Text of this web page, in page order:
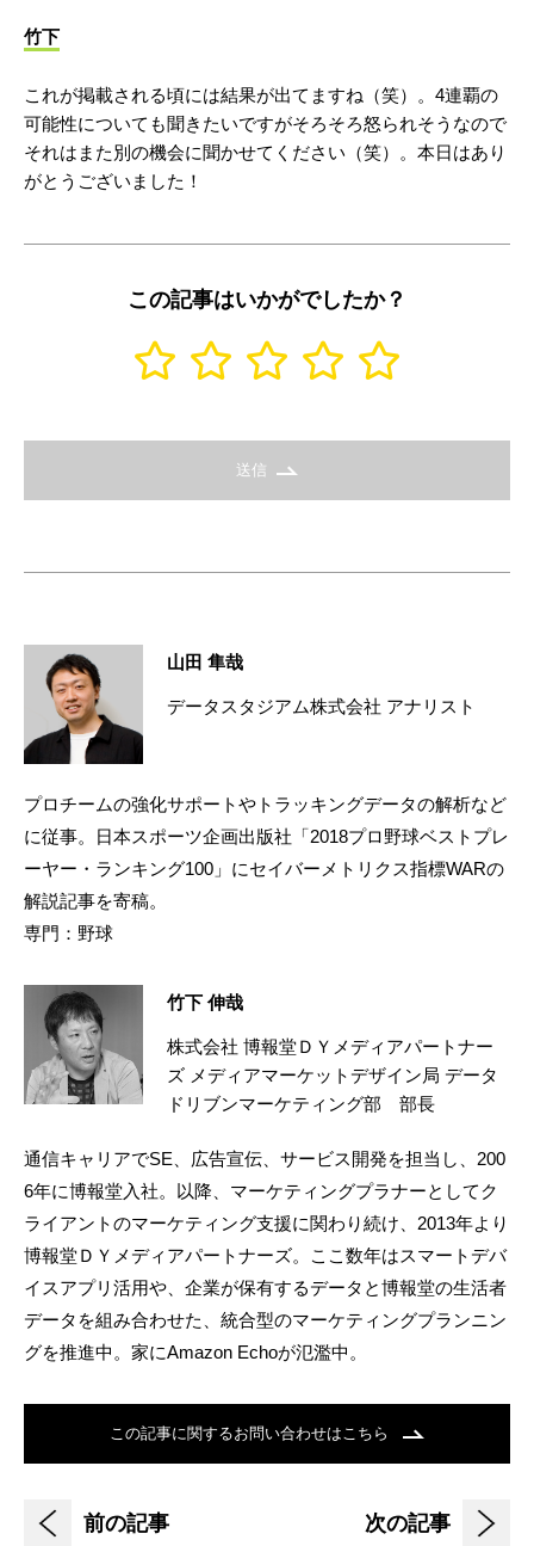
竹下
これが掲載される頃には結果が出てますね（笑）。4連覇の
可能性についても聞きたいですがそろそろ怒られそうなので
それはまた別の機会に聞かせてください（笑）。本日はあり
がとうございました！
この記事はいかがでしたか？
送信
山田 隼哉
データスタジアム株式会社 アナリスト
プロチームの強化サポートやトラッキングデータの解析など
に従事。日本スポーツ企画出版社「2018プロ野球ベストプレ
ーヤー・ランキング100」にセイバーメトリクス指標WARの
解説記事を寄稿。
専門：野球
竹下 伸哉
株式会社 博報堂ＤＹメディアパートナー
ズ メディアマーケットデザイン局 データ
ドリブンマーケティング部 部長
通信キャリアでSE、広告宣伝、サービス開発を担当し、200
6年に博報堂入社。以降、マーケティングプラナーとしてク
ライアントのマーケティング支援に関わり続け、2013年より
博報堂ＤＹメディアパートナーズ。ここ数年はスマートデバ
イスアプリ活用や、企業が保有するデータと博報堂の生活者
データを組み合わせた、統合型のマーケティングプランニン
グを推進中。家にAmazon Echoが氾濫中。
この記事に関するお問い合わせはこちら
前の記事 次の記事